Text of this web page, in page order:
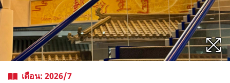
เดือน: 2026/7